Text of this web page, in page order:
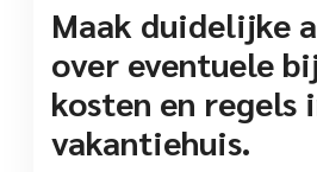
Maak duidelijke
over eventuele
kosten en regels
vakantiehuis.